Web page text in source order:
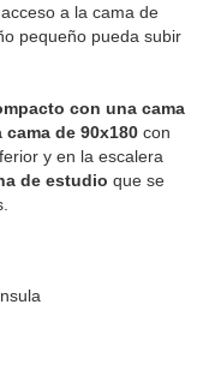
a la cama de
pequeño pueda subir
con una cama
de 90x180 con
y en la escalera
de estudio que se